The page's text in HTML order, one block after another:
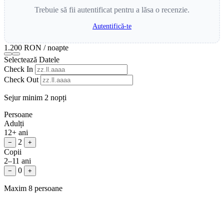
Trebuie să fii autentificat pentru a lăsa o recenzie.
Autentifică-te
1.200 RON / noapte
Selectează Datele
Check In
Check Out
Sejur minim 2 nopți
Persoane
Adulți
12+ ani
− 2 +
Copii
2–11 ani
− 0 +
Maxim 8 persoane